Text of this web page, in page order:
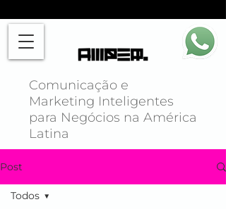
Comunicação e
Marketing Inteligentes
para Negócios na América
Latina
Post
Todos